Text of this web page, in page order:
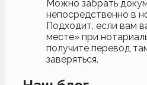
Можно забрать
непосредственно в
Подходит, если вам
месте» при
получите перевод
заверяться.